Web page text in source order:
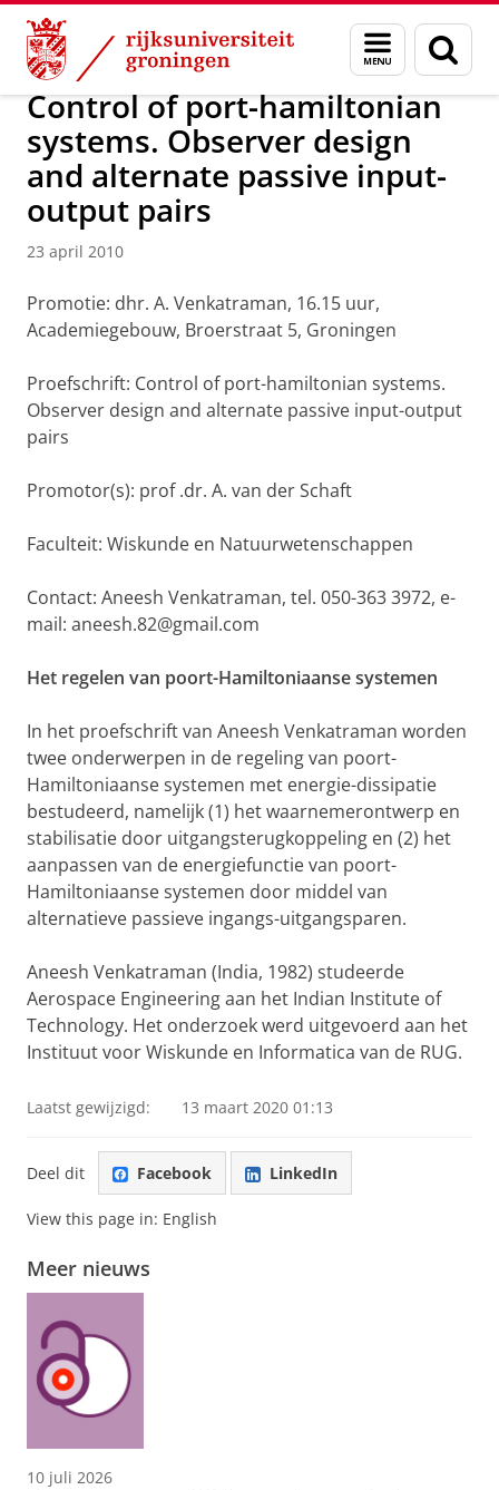
Skip
Content
Skip
Navigation
Menu
en
zoeken
Over ons Actueel Nieuws Nieuwsberichten
Control of port-hamiltonian
systems. Observer design
and alternate passive input-
output pairs
23 april 2010
Promotie: dhr. A. Venkatraman, 16.15 uur,
Academiegebouw, Broerstraat 5, Groningen
Proefschrift: Control of port-hamiltonian systems.
Observer design and alternate passive input-output
pairs
Promotor(s): prof .dr. A. van der Schaft
Faculteit: Wiskunde en Natuurwetenschappen
Contact: Aneesh Venkatraman, tel. 050-363 3972, e-
mail: aneesh.82@gmail.com
Het regelen van poort-Hamiltoniaanse systemen
In het proefschrift van Aneesh Venkatraman worden
twee onderwerpen in de regeling van poort-
Hamiltoniaanse systemen met energie-dissipatie
bestudeerd, namelijk (1) het waarnemerontwerp en
stabilisatie door uitgangsterugkoppeling en (2) het
aanpassen van de energiefunctie van poort-
Hamiltoniaanse systemen door middel van
alternatieve passieve ingangs-uitgangsparen.
Aneesh Venkatraman (India, 1982) studeerde
Aerospace Engineering aan het Indian Institute of
Technology. Het onderzoek werd uitgevoerd aan het
Instituut voor Wiskunde en Informatica van de RUG.
Laatst gewijzigd: 13 maart 2020 01:13
Deel dit Facebook LinkedIn
View this page in: English
Meer nieuws
10 juli 2026